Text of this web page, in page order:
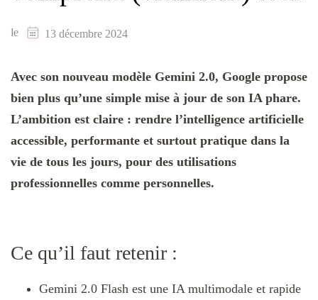
le 13 décembre 2024
Avec son nouveau modèle Gemini 2.0, Google propose
bien plus qu’une simple mise à jour de son IA phare.
L’ambition est claire : rendre l’intelligence artificielle
accessible, performante et surtout pratique dans la
vie de tous les jours, pour des utilisations
professionnelles comme personnelles.
Ce qu’il faut retenir :
Gemini 2.0 Flash est une IA multimodale et rapide